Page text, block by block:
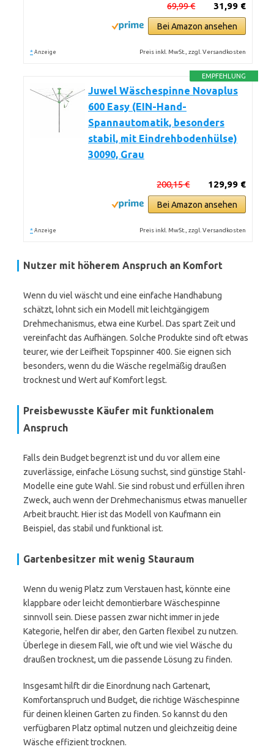
31,99 €
69,99 €
Bei Amazon ansehen
* Anzeige Preis inkl. MwSt., zzgl. Versandkosten
EMPFEHLUNG
Juwel Wäschespinne Novaplus
600 Easy (EIN-Hand-
Spannautomatik, besonders
stabil, mit Eindrehbodenhülse)
30090, Grau
129,99 €
200,15 €
Bei Amazon ansehen
* Anzeige Preis inkl. MwSt., zzgl. Versandkosten
Nutzer mit höherem Anspruch an Komfort
Wenn du viel wäscht und eine einfache Handhabung
schätzt, lohnt sich ein Modell mit leichtgängigem
Drehmechanismus, etwa eine Kurbel. Das spart Zeit und
vereinfacht das Aufhängen. Solche Produkte sind oft etwas
teurer, wie der Leifheit Topspinner 400. Sie eignen sich
besonders, wenn du die Wäsche regelmäßig draußen
trocknest und Wert auf Komfort legst.
Preisbewusste Käufer mit funktionalem
Anspruch
Falls dein Budget begrenzt ist und du vor allem eine
zuverlässige, einfache Lösung suchst, sind günstige Stahl-
Modelle eine gute Wahl. Sie sind robust und erfüllen ihren
Zweck, auch wenn der Drehmechanismus etwas manueller
Arbeit braucht. Hier ist das Modell von Kaufmann ein
Beispiel, das stabil und funktional ist.
Gartenbesitzer mit wenig Stauraum
Wenn du wenig Platz zum Verstauen hast, könnte eine
klappbare oder leicht demontierbare Wäschespinne
sinnvoll sein. Diese passen zwar nicht immer in jede
Kategorie, helfen dir aber, den Garten flexibel zu nutzen.
Überlege in diesem Fall, wie oft und wie viel Wäsche du
draußen trocknest, um die passende Lösung zu finden.
Insgesamt hilft dir die Einordnung nach Gartenart,
Komfortanspruch und Budget, die richtige Wäschespinne
für deinen kleinen Garten zu finden. So kannst du den
verfügbaren Platz optimal nutzen und gleichzeitig deine
Wäsche effizient trocknen.